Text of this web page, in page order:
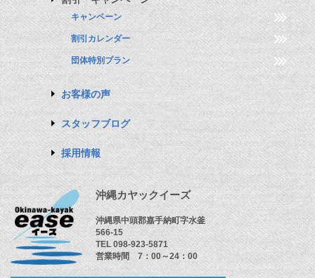
キャンペーン
割引カレンダー
団体特別プラン
お客様の声
スタッフブログ
採用情報
沖縄カヤックイーズ
沖縄県中頭郡嘉手納町字水釜
566-15
TEL 098-923-5871
営業時間 7：00～24：00